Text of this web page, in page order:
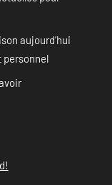
aujourd’hui
personnel